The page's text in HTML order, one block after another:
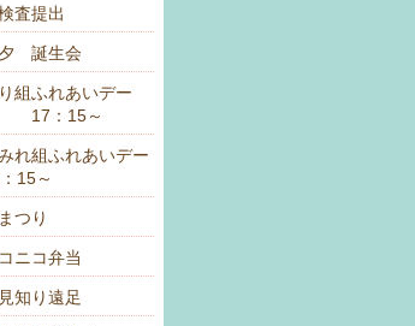
査提出
誕生会
組ふれあいデー
：15～
れ組ふれあいデー
15～
つり
ニコ弁当
知り遠足